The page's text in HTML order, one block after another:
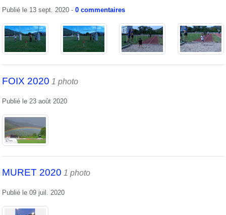
Publié le 13 sept. 2020 - 0 commentaires
FOIX 2020 1 photo
Publié le 23 août 2020
MURET 2020 1 photo
Publié le 09 juil. 2020